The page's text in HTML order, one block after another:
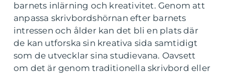
barnets inlärning och kreativitet. Genom att
anpassa skrivbordshörnan efter barnets
intressen och ålder kan det bli en plats där
de kan utforska sin kreativa sida samtidigt
som de utvecklar sina studievana. Oavsett
om det är genom traditionella skrivbord eller